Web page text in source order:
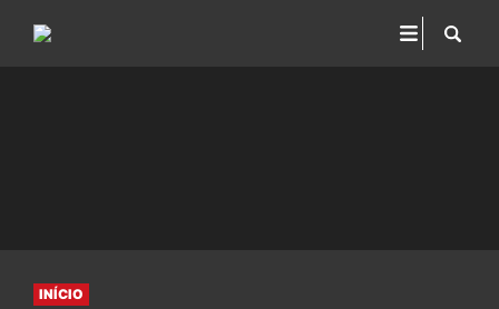
INÍCIO